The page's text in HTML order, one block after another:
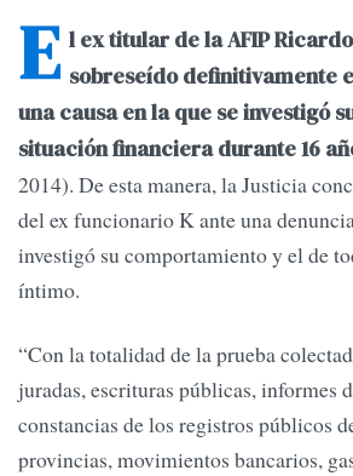
E l ex titular de la AFIP
sobreseído definitivamente
una causa en la que se investigó
situación financiera durante 16
2014). De esta manera, la Justicia
del ex funcionario K ante una
investigó su comportamiento y el de
íntimo.
“Con la totalidad de la prueba
juradas, escrituras públicas, informes
constancias de los registros públicos
provincias, movimientos bancarios,